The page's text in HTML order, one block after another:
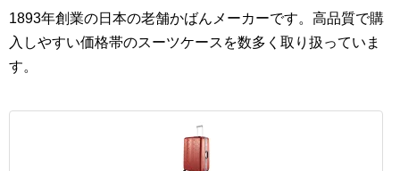
1893年創業の日本の老舗かばんメーカーです。高品質で購
入しやすい価格帯のスーツケースを数多く取り扱っていま
す。